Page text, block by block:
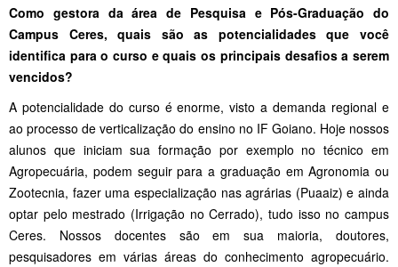
Como gestora da área de Pesquisa e Pós-Graduação do
Campus Ceres, quais são as potencialidades que você
identifica para o curso e quais os principais desafios a serem
vencidos?
A potencialidade do curso é enorme, visto a demanda regional e
ao processo de verticalização do ensino no IF Goiano. Hoje nossos
alunos que iniciam sua formação por exemplo no técnico em
Agropecuária, podem seguir para a graduação em Agronomia ou
Zootecnia, fazer uma especialização nas agrárias (Puaaiz) e ainda
optar pelo mestrado (Irrigação no Cerrado), tudo isso no campus
Ceres. Nossos docentes são em sua maioria, doutores,
pesquisadores em várias áreas do conhecimento agropecuário.